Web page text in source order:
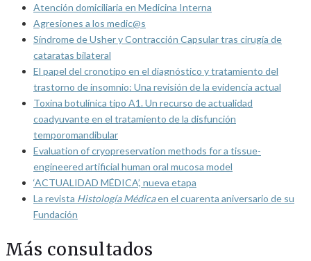
Atención domiciliaria en Medicina Interna
Agresiones a los medic@s
Síndrome de Usher y Contracción Capsular tras cirugía de
cataratas bilateral
El papel del cronotipo en el diagnóstico y tratamiento del
trastorno de insomnio: Una revisión de la evidencia actual
Toxina botulínica tipo A1. Un recurso de actualidad
coadyuvante en el tratamiento de la disfunción
temporomandibular
Evaluation of cryopreservation methods for a tissue-
engineered artificial human oral mucosa model
‘ACTUALIDAD MÉDICA’, nueva etapa
La revista Histología Médicaen el cuarenta aniversario de su
Fundación
Más consultados